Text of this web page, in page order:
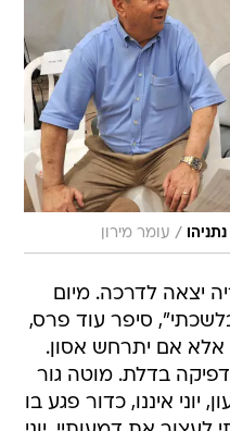
/ עומר מירון
יצאה לדרכה. מיום
סיפר עוד פרס,
אם יתרחש אסון.
בדלת. מוטה גור
איננו, כדור פגע בו